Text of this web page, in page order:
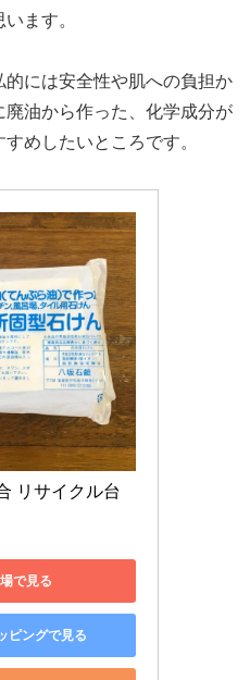
ます。
には安全性や肌への負担か
油から作った、化学成分が
めしたいところです。
リサイクル台
で見る
ピングで見る